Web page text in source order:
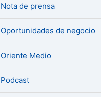
Nota de prensa
Oportunidades de negocio
Oriente Medio
Podcast